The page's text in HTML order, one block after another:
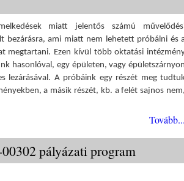
miatt jelentős számú
bezárásra, ami miatt nem lehetett próbálni és
megtartani. Ezen kívül több oktatási
hasonlóval, egy épületen, vagy
lezárásával. A próbáink egy részét meg
a másik részét, kb. a felét sajnos
pályázati program